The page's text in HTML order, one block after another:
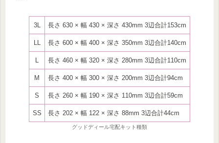
3L 長さ 630 × 幅 430 × 深さ 430mm 3辺合計153cm
LL 長さ 600 × 幅 400 × 深さ 350mm 3辺合計140cm
L 長さ 460 × 幅 320 × 深さ 280mm 3辺合計110cm
M 長さ 400 × 幅 300 × 深さ 200mm 3辺合計94cm
S 長さ 260 × 幅 190 × 深さ 110mm 3辺合計59cm
SS 長さ 202 × 幅 122 × 深さ 88mm 3辺合計44cm
グッドディール宅配キット種類